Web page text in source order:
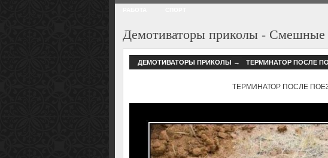
Демотиваторы приколы - Смешные
ДЕМОТИВАТОРЫ ПРИКОЛЫ → ТЕРМИНАТОР ПОСЛЕ
ТЕРМИНАТОР ПОСЛЕ